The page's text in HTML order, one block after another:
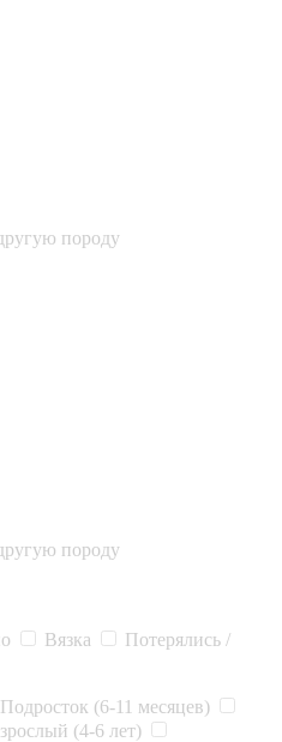
породу
породу
Вязка
Потерялись /
Подросток (6-11 месяцев)
(4-6 лет)